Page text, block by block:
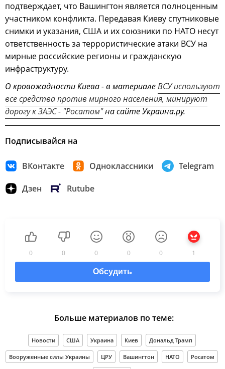
подтверждает, что Вашингтон является полноценным
участником конфликта. Передавая Киеву спутниковые
снимки и указания, США и их союзники по НАТО несут
ответственность за террористические атаки ВСУ на
мирные российские регионы и гражданскую
инфраструктуру.
О кровожадности Киева - в материалеВСУ используют
все средства против мирного населения, минируют
дорогу к ЗАЭС - "Росатом"на сайте Украина.ру.
Подписывайся на
ВКонтакте Одноклассники Telegram
Дзен Rutube
0 0 0 0 0 1
Обсудить
Больше материалов по теме:
Новости США Украина Киев Дональд Трамп
Вооруженные силы Украины ЦРУ Вашингтон НАТО Росатом